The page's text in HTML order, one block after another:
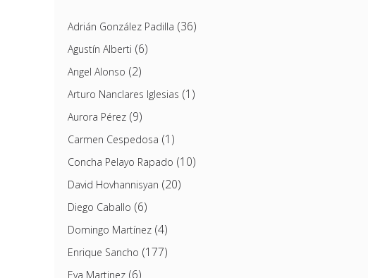
Adrián González Padilla (36)
Agustín Alberti (6)
Angel Alonso (2)
Arturo Nanclares Iglesias (1)
Aurora Pérez(9)
Carmen Cespedosa (1)
Concha Pelayo Rapado (10)
David Hovhannisyan (20)
Diego Caballo (6)
Domingo Martínez(4)
Enrique Sancho (177)
Eva Martinez(6)